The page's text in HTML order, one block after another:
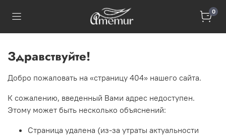
0
Здравствуйте!
Добро пожаловать на «страницу 404» нашего сайта.
К сожалению, введенный Вами адрес недоступен.
Этому может быть несколько объяснений:
Страница удалена (из-за утраты актуальности